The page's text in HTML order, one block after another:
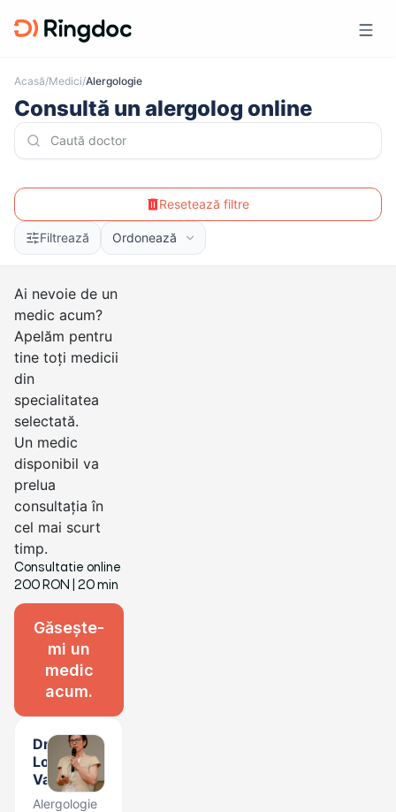
Acasă/Medici/Alergologie
Consultă un alergolog online
Resetează filtre
Filtrează Ordonează
Ai nevoie de un
medic acum?
Apelăm pentru
tine toți medicii
din
specialitatea
selectată.
Un medic
disponibil va
prelua
consultația în
cel mai scurt
timp.
Consultatie online
200 RON
| 20 min
Găsește-
mi un
medic
acum.
Dr.
Loredana
Vasile
Alergologie